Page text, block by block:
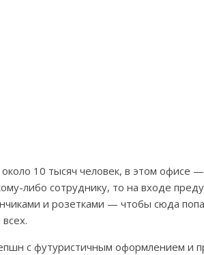
около 10 тысяч человек, в этом офисе
либо сотруднику, то на входе
и розетками — чтобы сюда
с футуристичным оформлением и